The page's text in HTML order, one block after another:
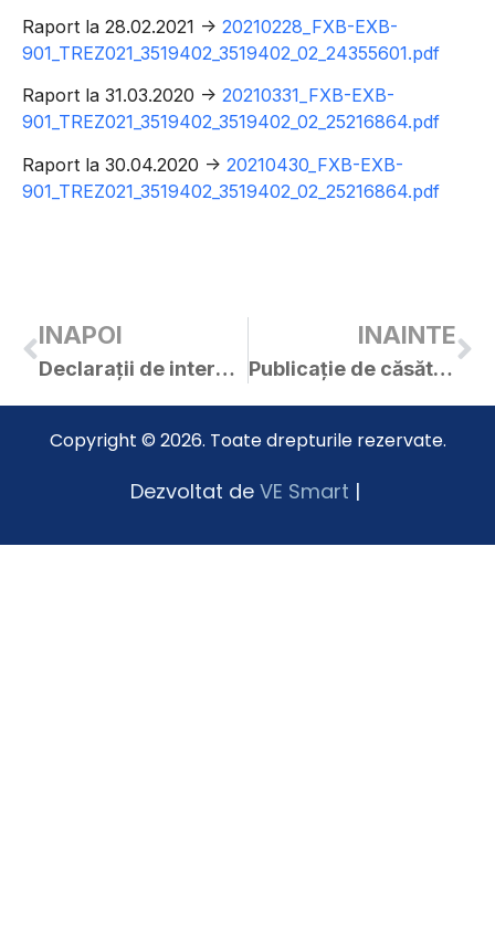
Raport la 28.02.2021 -> 20210228_FXB-EXB-
901_TREZ021_3519402_3519402_02_24355601.pdf
Raport la 31.03.2020 -> 20210331_FXB-EXB-
901_TREZ021_3519402_3519402_02_25216864.pdf
Raport la 30.04.2020 -> 20210430_FXB-EXB-
901_TREZ021_3519402_3519402_02_25216864.pdf
INAPOI
Declarații de interese – funcționari publici – 2021
INAINTE
Publicație de căsătorie – Julean Andrei / Stoica Gabriela
Copyright © 2026. Toate drepturile rezervate.
Dezvoltat de VE Smart |